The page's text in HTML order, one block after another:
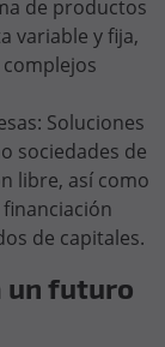
de productos
variable y fija,
Soluciones
sociedades de
libre, así como
de capitales.
un futuro